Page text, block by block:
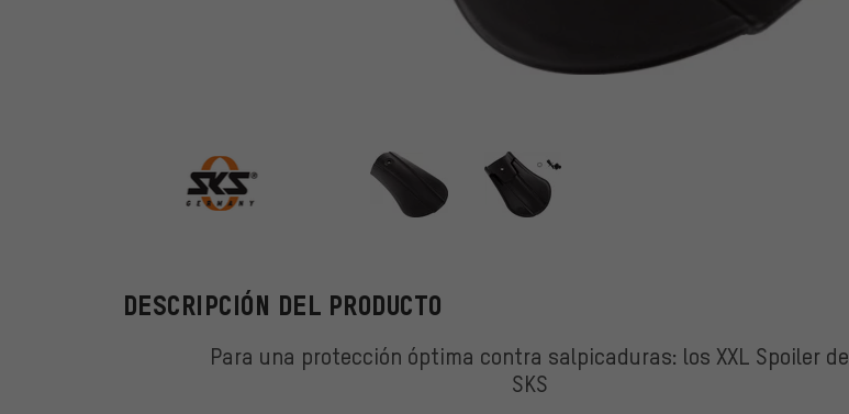
DESCRIPCIÓN DEL PRODUCTO
Para una protección óptima contra salpicaduras: los XXL Spoiler de
SKS